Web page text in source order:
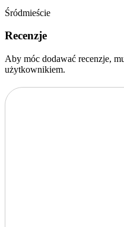
Śródmieście
Recenzje
Aby móc dodawać recenzje,
użytkownikiem.